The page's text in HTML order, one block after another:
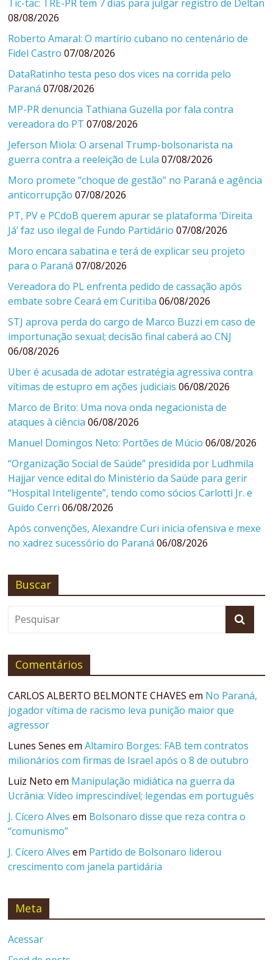
Tic-tac: TRE-PR tem 7 dias para julgar registro de Deltan
08/08/2026
Roberto Amaral: O martírio cubano no centenário de
Fidel Castro 07/08/2026
DataRatinho testa peso dos vices na corrida pelo
Paraná 07/08/2026
MP-PR denuncia Tathiana Guzella por fala contra
vereadora do PT 07/08/2026
Jeferson Miola: O arsenal Trump-bolsonarista na
guerra contra a reeleição de Lula 07/08/2026
Moro promete “choque de gestão” no Paraná e agência
anticorrupção 07/08/2026
PT, PV e PCdoB querem apurar se plataforma ‘Direita
Já’ faz uso ilegal de Fundo Partidário 07/08/2026
Moro encara sabatina e terá de explicar seu projeto
para o Paraná 07/08/2026
Vereadora do PL enfrenta pedido de cassação após
embate sobre Ceará em Curitiba 06/08/2026
STJ aprova perda do cargo de Marco Buzzi em caso de
importunação sexual; decisão final caberá ao CNJ
06/08/2026
Uber é acusada de adotar estratégia agressiva contra
vítimas de estupro em ações judiciais 06/08/2026
Marco de Brito: Uma nova onda negacionista de
ataques à ciência 06/08/2026
Manuel Domingos Neto: Portões de Múcio 06/08/2026
“Organização Social de Saúde” presidida por Ludhmila
Hajjar vence edital do Ministério da Saúde para gerir
“Hospital Inteligente”, tendo como sócios Carlotti Jr. e
Guido Cerri 06/08/2026
Após convenções, Alexandre Curi inicia ofensiva e mexe
no xadrez sucessório do Paraná 06/08/2026
Buscar
Comentários
CARLOS ALBERTO BELMONTE CHAVES em No Paraná,
jogador vítima de racismo leva punição maior que
agressor
Lunes Senes emAltamiro Borges: FAB tem contratos
milionários com firmas de Israel após o 8 de outubro
Luiz Neto em Manipulação midiática na guerra da
Ucrânia: Vídeo imprescindível; legendas em português
J. Cícero Alves em Bolsonaro disse que reza contra o
“comunismo”
J. Cícero Alves em Partido de Bolsonaro liderou
crescimento com janela partidária
Meta
Acessar